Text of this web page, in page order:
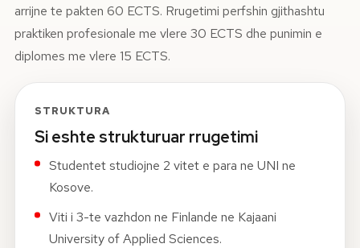
arrijne te pakten 60 ECTS. Rrugetimi perfshin gjithashtu
praktiken profesionale me vlere 30 ECTS dhe punimin e
diplomes me vlere 15 ECTS.
STRUKTURA
Si eshte strukturuar rrugetimi
Studentet studiojne 2 vitet e para ne UNI ne
Kosove.
Viti i 3-te vazhdon ne Finlande ne Kajaani
University of Applied Sciences.